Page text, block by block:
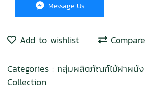
Message Us
Add to wishlist Compare
Categories : กลุ่มผลิตภัณฑ์ไม้ฝาผนัง
Collection